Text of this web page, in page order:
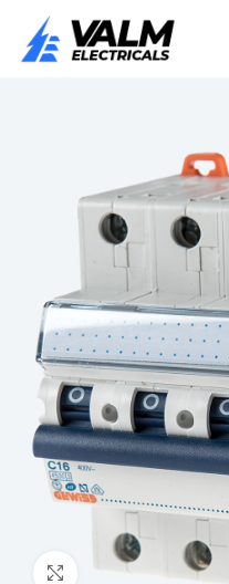
Click to enlarge